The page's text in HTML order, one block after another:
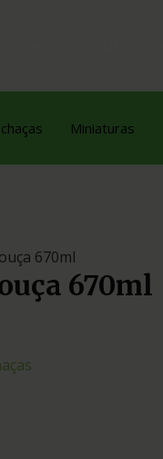
Miniaturas
670ml
670ml